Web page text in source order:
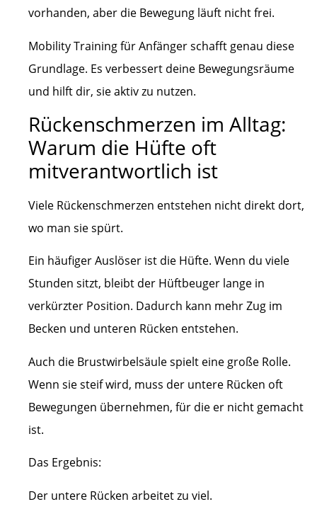
vorhanden, aber die Bewegung läuft nicht frei.
Mobility Training für Anfänger schafft genau diese
Grundlage. Es verbessert deine Bewegungsräume
und hilft dir, sie aktiv zu nutzen.
Rückenschmerzen im Alltag:
Warum die Hüfte oft
mitverantwortlich ist
Viele Rückenschmerzen entstehen nicht direkt dort,
wo man sie spürt.
Ein häufiger Auslöser ist die Hüfte. Wenn du viele
Stunden sitzt, bleibt der Hüftbeuger lange in
verkürzter Position. Dadurch kann mehr Zug im
Becken und unteren Rücken entstehen.
Auch die Brustwirbelsäule spielt eine große Rolle.
Wenn sie steif wird, muss der untere Rücken oft
Bewegungen übernehmen, für die er nicht gemacht
ist.
Das Ergebnis:
Der untere Rücken arbeitet zu viel.